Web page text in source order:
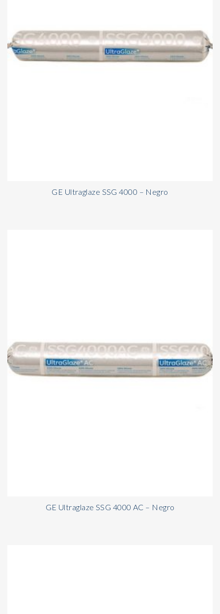
GE Ultraglaze SSG 4000 – Negro
GE Ultraglaze SSG 4000 AC – Negro